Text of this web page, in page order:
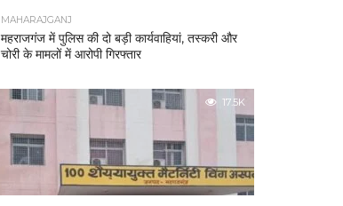
MAHARAJGANJ
महराजगंज में पुलिस की दो बड़ी कार्यवाहियां, तस्करी और
चोरी के मामलों में आरोपी गिरफ्तार
17.5K